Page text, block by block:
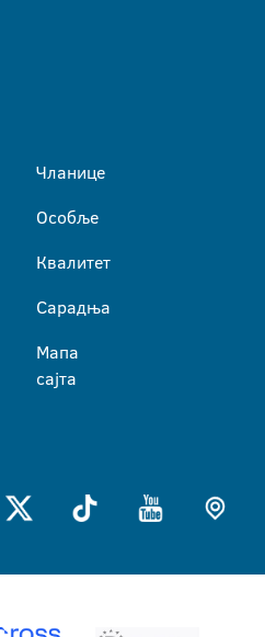
Чланице
Особље
Квалитет
Сарадња
Мапа
сајта